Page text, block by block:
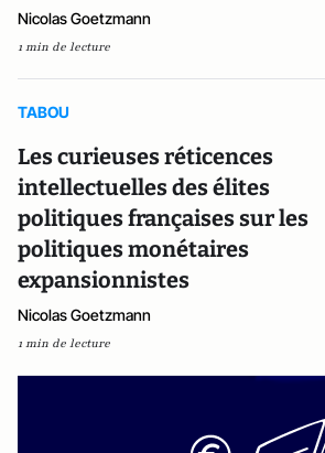
Nicolas Goetzmann
1 min de lecture
TABOU
Les curieuses réticences
intellectuelles des élites
politiques françaises sur les
politiques monétaires
expansionnistes
Nicolas Goetzmann
1 min de lecture